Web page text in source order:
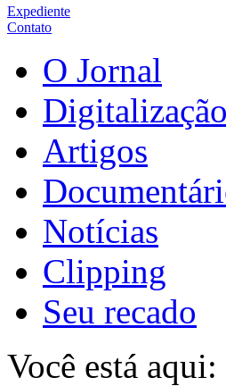
Expediente
Contato
O Jornal
Digitalização
Artigos
Notícias
Clipping
Seu recado
Você está aqui: